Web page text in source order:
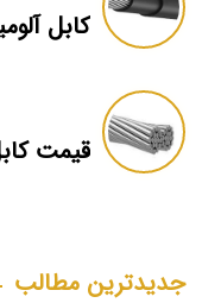
جدیدترین مطالب